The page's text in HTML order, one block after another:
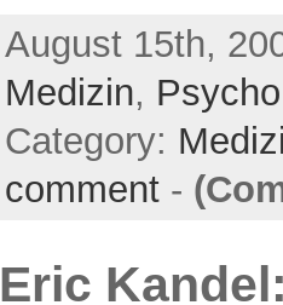
August 15th,
Medizin,
Category:
comment -
Eric